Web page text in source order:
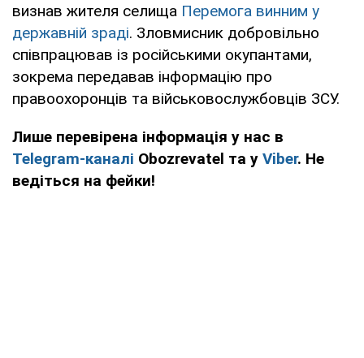
визнав жителя селища Перемога винним у
державній зраді. Зловмисник добровільно
співпрацював із російськими окупантами,
зокрема передавав інформацію про
правоохоронців та військовослужбовців ЗСУ.
Лише перевірена інформація у нас в
Telegram-каналі Obozrevatel та у Viber. Не
ведіться на фейки!